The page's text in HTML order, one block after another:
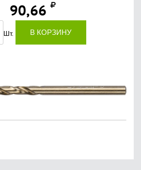
90,66
Шт. В КОРЗИНУ